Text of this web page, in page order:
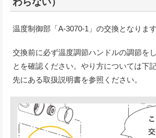
温度制御部「A-3070-1」の交換となります
交換前に必ず温度調節ハンドルの調節を
とを確認ください。やり方については下
先にある取扱説明書を参照ください。